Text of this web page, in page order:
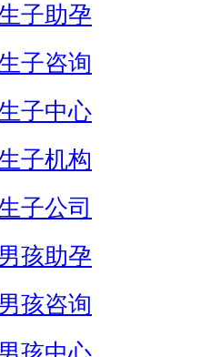
子助孕
子咨询
子中心
子机构
子公司
孩助孕
孩咨询